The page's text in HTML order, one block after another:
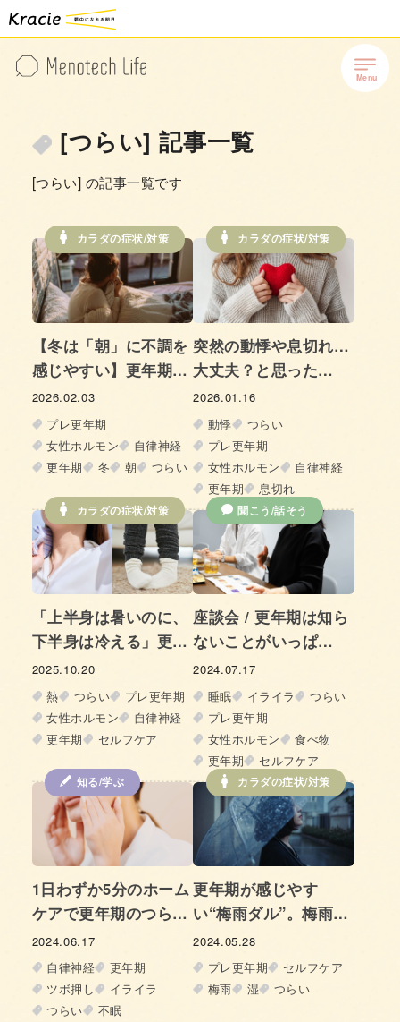
[つらい] 記事一覧
[つらい] の記事一覧です
カラダの症状/対策
【冬は「朝」に不調を
感じやすい】更年期女
性の悩み、そのワケ
は？
2026.02.03
プレ更年期
女性ホルモン
自律神経
更年期
冬 朝 つらい
カラダの症状/対策
突然の動悸や息切れ…
大丈夫？と思った
ら。-更年期に起こる
からだの変化を知る-
2026.01.16
動悸
つらい
プレ更年期
女性ホルモン
自律神経
更年期
息切れ
カラダの症状/対策
「上半身は暑いのに、
下半身は冷える」更年
期の女性を悩ませるチ
グハグな冷えの正体と
は!?
2025.10.20
熱
つらい
プレ更年期
女性ホルモン
自律神経
更年期
セルフケア
聞こう/話そう
座談会 / 更年期は知ら
ないことがいっぱ
い！？ – みんなで語っ
て、対策やチェック法
を知ろう –
2024.07.17
睡眠
イライラ
つらい
プレ更年期
女性ホルモン
食べ物
更年期
セルフケア
知る/学ぶ
1日わずか5分のホーム
ケアで更年期のつらい
症状もスーッと緩和 –
【イライラ】【不眠】
「綿棒顔ツボ押し」で
心と身体を軽やかに
2024.06.17
自律神経
更年期
ツボ押し
イライラ
つらい
不眠
カラダの症状/対策
更年期が感じやす
い“梅雨ダル”。梅雨時
期の「やる気が出な
い」を解決する方法
2024.05.28
プレ更年期
セルフケア
梅雨
湿 つらい